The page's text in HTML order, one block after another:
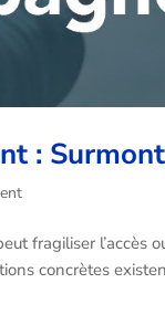
:
fragiliser l’accès
concrètes